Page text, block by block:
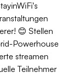
😊 Stellen
Powerhouse
streamen
Teilnehmer